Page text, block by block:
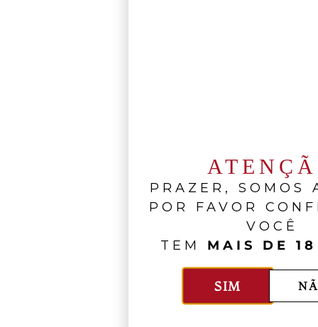
PRAZER, SOMOS
POR FAVOR
VOCÊ
TEM MAIS DE
SIM